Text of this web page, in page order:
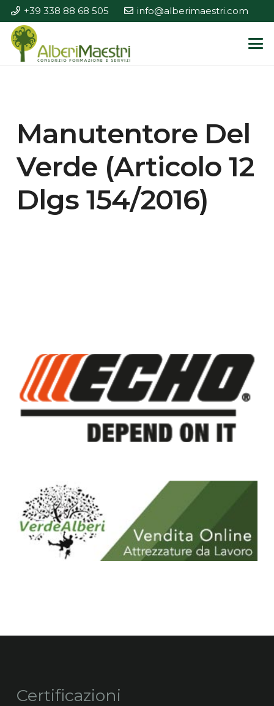
+39 338 88 68 505 info@alberimaestri.com
Manutentore Del
Verde (Articolo 12
Dlgs 154/2016)
Certificazioni